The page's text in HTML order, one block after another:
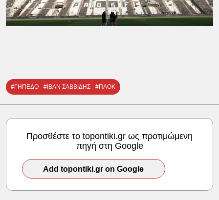
#ΓΗΠΕΔΟ #ΙΒΑΝ ΣΑΒΒΙΔΗΣ #ΠΑΟΚ
Προσθέστε το topontiki.gr ως προτιμώμενη
πηγή στη Google
Add topontiki.gr on Google